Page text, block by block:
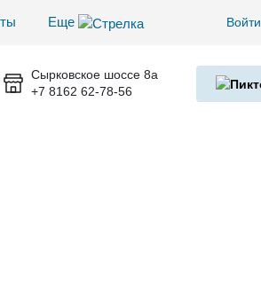
Еще Войти
Сырковское шоссе 8а
+7 8162 62-78-56